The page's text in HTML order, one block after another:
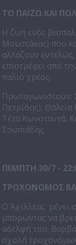
ΤΟ ΠΑΙΖΩ ΚΑΙ
Η ζωή ενός
Μουστάκας) που
αλλάζουν
επιστρέφει από
παλιό χρέος.
Πετρίδης),
Τέτα Κωνσταντά,
Σουπιάδης
ΠΕΜΠΤΗ 30/7 -
ΤΡΟΧΟΝΟΜΟΣ
Ο Αχιλλέας μένει
μπορώντας να
αδελφή του,
σχολή